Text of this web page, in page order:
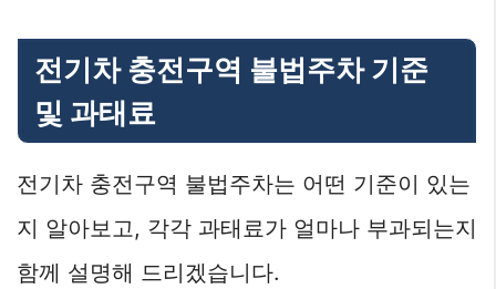
전기차 충전구역 불법주차 기준
및 과태료
전기차 충전구역 불법주차는 어떤 기준이 있는
지 알아보고, 각각 과태료가 얼마나 부과되는지
함께 설명해 드리겠습니다.